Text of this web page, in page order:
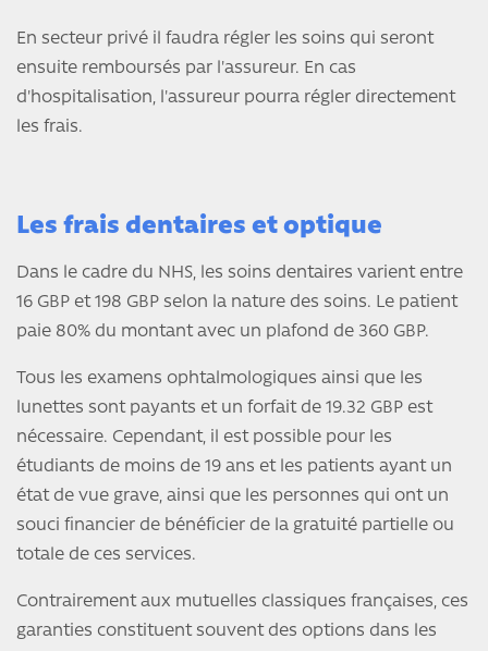
En secteur privé il faudra régler les soins qui seront
ensuite remboursés par l'assureur. En cas
d'hospitalisation, l'assureur pourra régler directement
les frais.
Les frais dentaires et optique
Dans le cadre du NHS, les soins dentaires varient entre
16 GBP et 198 GBP selon la nature des soins. Le patient
paie 80% du montant avec un plafond de 360 GBP.
Tous les examens ophtalmologiques ainsi que les
lunettes sont payants et un forfait de 19.32 GBP est
nécessaire. Cependant, il est possible pour les
étudiants de moins de 19 ans et les patients ayant un
état de vue grave, ainsi que les personnes qui ont un
souci financier de bénéficier de la gratuité partielle ou
totale de ces services.
Contrairement aux mutuelles classiques françaises, ces
garanties constituent souvent des options dans les